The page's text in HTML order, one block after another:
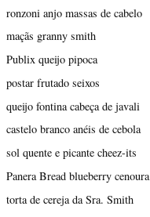
ronzoni anjo massas de cabelo
maçãs granny smith
Publix queijo pipoca
postar frutado seixos
queijo fontina cabeça de javali
castelo branco anéis de cebola
sol quente e picante cheez-its
Panera Bread blueberry cenoura
torta de cereja da Sra. Smith